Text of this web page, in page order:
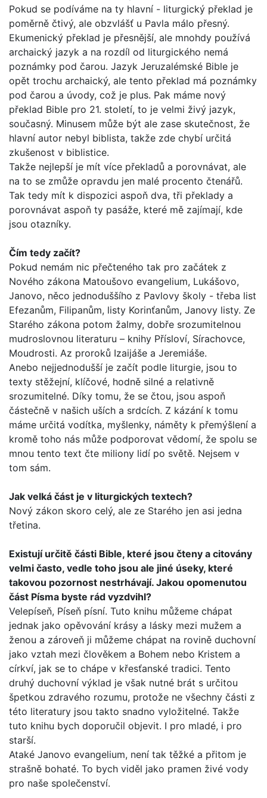
Pokud se podíváme na ty hlavní - liturgický překlad je
poměrně čtivý, ale obzvlášť u Pavla málo přesný.
Ekumenický překlad je přesnější, ale mnohdy používá
archaický jazyk a na rozdíl od liturgického nemá
poznámky pod čarou. Jazyk Jeruzalémské Bible je
opět trochu archaický, ale tento překlad má poznámky
pod čarou a úvody, což je plus. Pak máme nový
překlad Bib­le pro 21. století, to je velmi živý jazyk,
současný. Minusem může být ale zase skutečnost, že
hlavní autor nebyl biblista, takže zde chybí určitá
zkušenost v biblistice.
Takže nejlepší je mít více překladů a porovnávat, ale
na to se zmůže opravdu jen malé procento čtenářů.
Tak tedy mít k dis­pozici aspoň dva, tři překlady a
porovnávat aspoň ty pasáže, které mě zajímají, kde
jsou otazníky.
Čím tedy začít?
Pokud nemám nic přečteného tak pro začátek z
Nového záko­na Matoušovo evangelium, Lukášovo,
Janovo, něco jednoduš­šího z Pavlovy školy - třeba list
Efezanům, Filipanům, listy Korinťanům, Janovy listy. Ze
Starého zákona potom žalmy, dobře srozumitelnou
mudroslovnou literaturu – knihy Přísloví, Sírachovce,
Moudrosti. Az proroků Izaijáše a Jeremiáše.
Anebo nejjednodušší je začít podle liturgie, jsou to
texty stěžejní, klíčové, hodně silné a relativně
srozumitelné. Díky tomu, že se čtou, jsou aspoň
částečně v našich uších a srd­cích. Z kázání k tomu
máme určitá vodítka, myšlenky, náměty k přemýšlení a
kromě toho nás může podporovat vědomí, že spolu se
mnou tento text čte miliony lidí po světě. Nejsem v
tom sám.
Jak velká část je v liturgických textech?
Nový zákon skoro celý, ale ze Starého jen asi jedna
třetina.
Existují určitě části Bible, které jsou čteny a citovány
velmi často, vedle toho jsou ale jiné úseky, které
takovou pozor­nost nestrhávají. Jakou opomenutou
část Písma byste rád vyzdvihl?
Velepíseň, Píseň písní. Tuto knihu můžeme chápat
jednak jako opěvování krásy a lásky mezi mužem a
ženou a zároveň ji můžeme chápat na rovině duchovní
jako vztah mezi člově­kem a Bohem nebo Kristem a
církví, jak se to chápe v křesťan­ské tradici. Tento
druhý duchovní výklad je však nutné brát s určitou
špetkou zdravého rozumu, protože ne všechny části z
této literatury jsou takto snadno vyložitelné. Takže
tuto kni­hu bych doporučil objevit. I pro mladé, i pro
starší.
Ataké Janovo evangelium, není tak těžké a přitom je
strašně bohaté. To bych viděl jako pramen živé vody
pro naše spole­čenství.